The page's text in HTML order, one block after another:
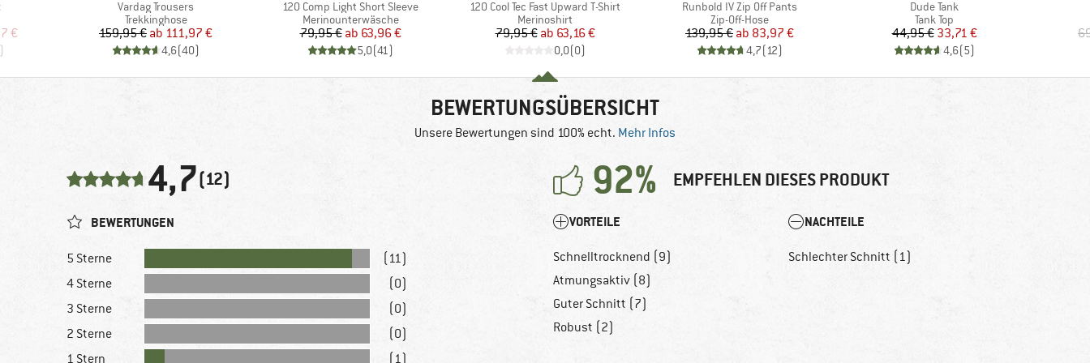
Preis
€
Artikel
Vardag Trousers
Produktgruppe
Trekkinghose
Preis
159,95 € reduzierter Preis
ab 111,97 €
4,6(40)
Artikel
120 Comp Light Short Sleeve
Produktgruppe
Merinounterwäsche
Preis
79,95 € reduzierter Preis
ab 63,96 €
5,0(41)
Artikel
120 Cool Tec Fast Upward T-Shirt
Produktgruppe
Merinoshirt
Preis
79,95 € reduzierter Preis
ab 63,16 €
0,0(0)
Artikel
Runbold IV Zip Off Pants
Produktgruppe
Zip-Off-Hose
Preis
139,95 € reduzierter Preis
ab 83,97 €
4,7(12)
Artikel
Dude Tank
Produktgruppe
Tank Top
Preis
44,95 €reduzierter Preis
33,71 €
4,6(5)
BEWERTUNGSÜBERSICHT
Unsere Bewertungen sind 100% echt. Mehr Infos
4,7(12) 92% EMPFEHLEN DIESES PRODUKT
BEWERTUNGEN
5 Sterne
(11)
4 Sterne
(0)
3 Sterne
(0)
2 Sterne
(0)
1 Stern
(1)
VORTEILE
Schnelltrocknend (9)
Atmungsaktiv (8)
Guter Schnitt (7)
Robust (2)
NACHTEILE
Schlechter Schnitt (1)